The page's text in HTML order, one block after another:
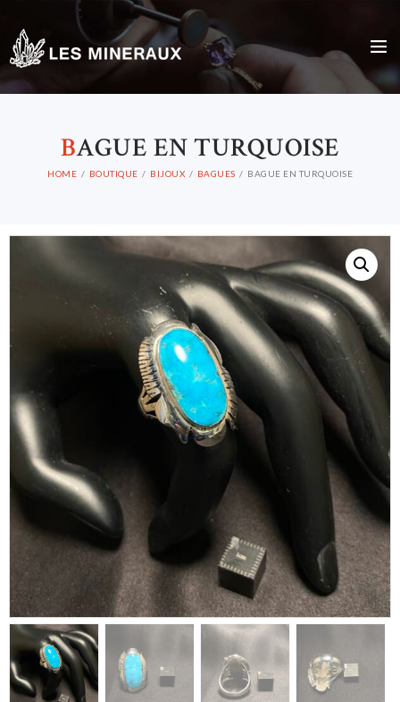
BAGUE EN TURQUOISE
HOME BOUTIQUE BIJOUX BAGUES BAGUE EN TURQUOISE